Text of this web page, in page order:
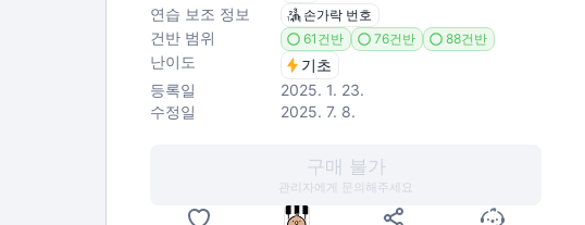
연습 보조 정보 손가락 번호
건반 범위 61건반 76건반 88건반
난이도
기초
등록일
2025. 1. 23.
수정일
2025. 7. 8.
구매 불가
관리자에게 문의해주세요